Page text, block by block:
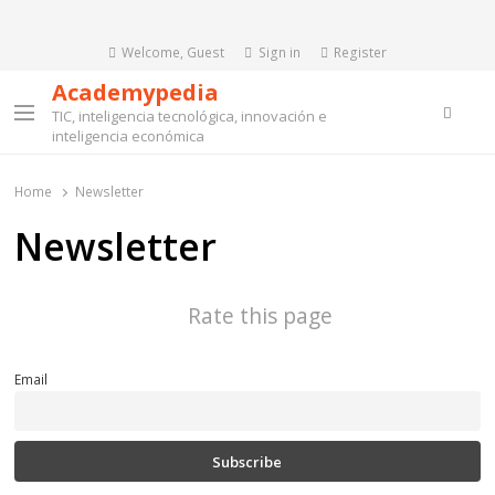
Welcome, Guest Sign in Register
Menu
Academypedia
TIC, inteligencia tecnológica, innovación e
inteligencia económica
Home Newsletter
Newsletter
Rate this page
Email